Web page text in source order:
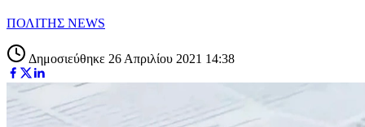
ΠΟΛΙΤΗΣ NEWS
Δημοσιεύθηκε 26 Απριλίου 2021 14:38